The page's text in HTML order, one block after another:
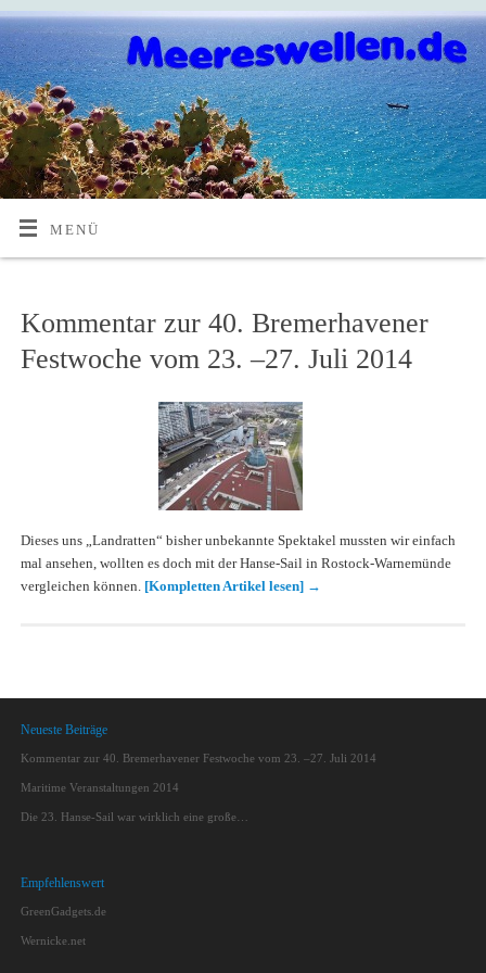
MENÜ
Kommentar zur 40. Bremerhavener
Festwoche vom 23. –27. Juli 2014
Dieses uns „Landratten“ bisher unbekannte Spektakel mussten wir einfach
mal ansehen, wollten es doch mit der Hanse-Sail in Rostock-Warnemünde
vergleichen können. [Kompletten Artikel lesen] →
Neueste Beiträge
Kommentar zur 40. Bremerhavener Festwoche vom 23. –27. Juli 2014
Maritime Veranstaltungen 2014
Die 23. Hanse-Sail war wirklich eine große…
Empfehlenswert
GreenGadgets.de
Wernicke.net